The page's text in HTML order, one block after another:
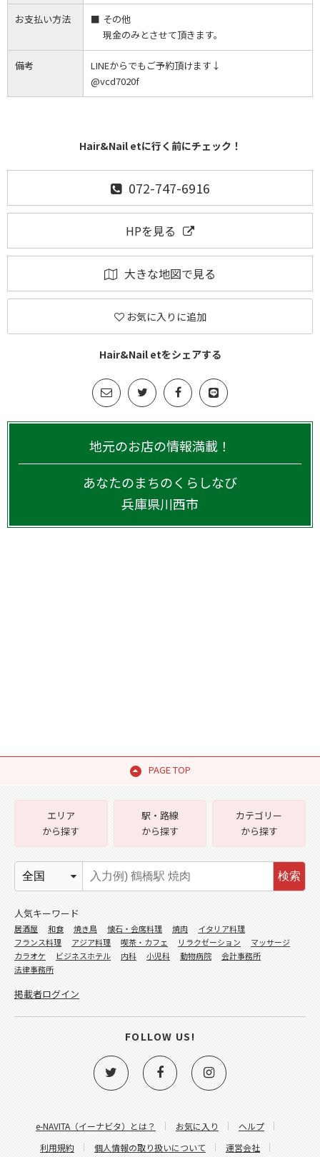
お支払い方法
その他
現金のみとさせて頂きます。
備考
LINEからでもご予約頂けます↓
@vcd7020f
Hair&Nail etに行く前にチェック！
072-747-6916
HPを見る
大きな地図で見る
お気に入りに追加
Hair&Nail etをシェアする
地元のお店の情報満載！
あなたのまちのくらしなび
兵庫県川西市
PAGE TOP
e-NAVITA（イーナビタ）とは？ お気に入り
ヘルプ
利用規約
個人情報の取り扱いについて 運営会社
エリア
から探す
駅・路線
から探す
カテゴリー
から探す
検索
人気キーワード
居酒屋 和食 焼き鳥 懐石・会席料理 焼肉
イタリア料理
フランス料理
アジア料理 喫茶・カフェ リラクゼーション
マッサージ
カラオケ
ビジネスホテル 内科 小児科 動物病院
会計事務所
法律事務所
掲載者ログイン
FOLLOW US!